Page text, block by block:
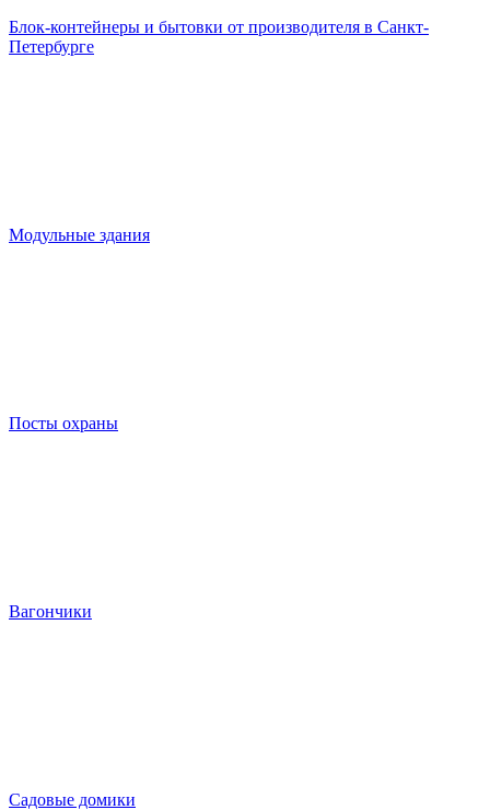
Блок-контейнеры и бытовки от производителя в Санкт-
Петербурге
Модульные здания
Посты охраны
Вагончики
Садовые домики